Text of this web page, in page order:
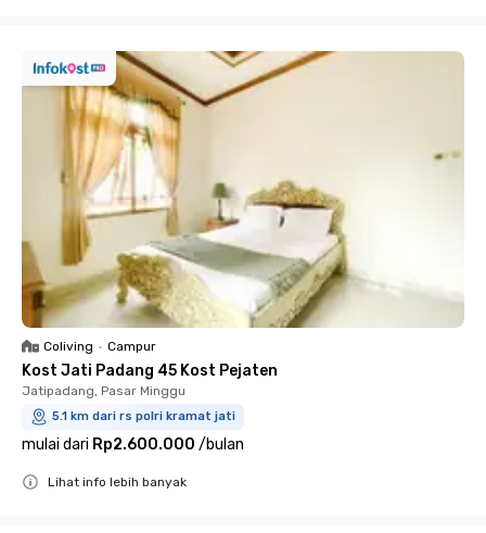
Coliving • Campur
Kost Jati Padang 45 Kost Pejaten
Jatipadang, Pasar Minggu
5.1 km dari rs polri kramat jati
mulai dari Rp2.600.000 /bulan
Lihat info lebih banyak